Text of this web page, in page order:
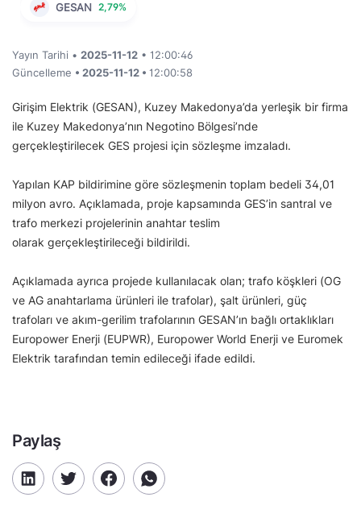
GESAN 2,79%
Yayın Tarihi • 2025-11-12 • 12:00:46
Güncelleme • 2025-11-12 • 12:00:58
Girişim Elektrik (GESAN), Kuzey Makedonya’da yerleşik bir firma
ile Kuzey Makedonya’nın Negotino Bölgesi’nde
gerçekleştirilecek GES projesi için sözleşme imzaladı.
Yapılan KAP bildirimine göre sözleşmenin toplam bedeli 34,01
milyon avro. Açıklamada, proje kapsamında GES’in santral ve
trafo merkezi projelerinin anahtar teslim
olarak gerçekleştirileceği bildirildi.
Açıklamada ayrıca projede kullanılacak olan; trafo köşkleri (OG
ve AG anahtarlama ürünleri ile trafolar), şalt ürünleri, güç
trafoları ve akım-gerilim trafolarının GESAN’ın bağlı ortaklıkları
Europower Enerji (EUPWR), Europower World Enerji ve Euromek
Elektrik tarafından temin edileceği ifade edildi.
Paylaş